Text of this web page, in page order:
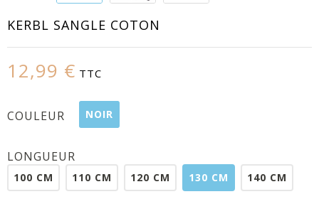
KERBL SANGLE COTON
12,99 € TTC
COULEUR NOIR
LONGUEUR
100 CM 110 CM 120 CM 130 CM 140 CM